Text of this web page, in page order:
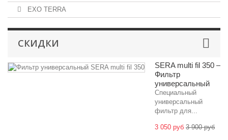
EXO TERRA
СКИДКИ
SERA multi fil 350 –
Фильтр
универсальный
Специальный
универсальный
фильтр для...
3 050 руб 3 900 руб